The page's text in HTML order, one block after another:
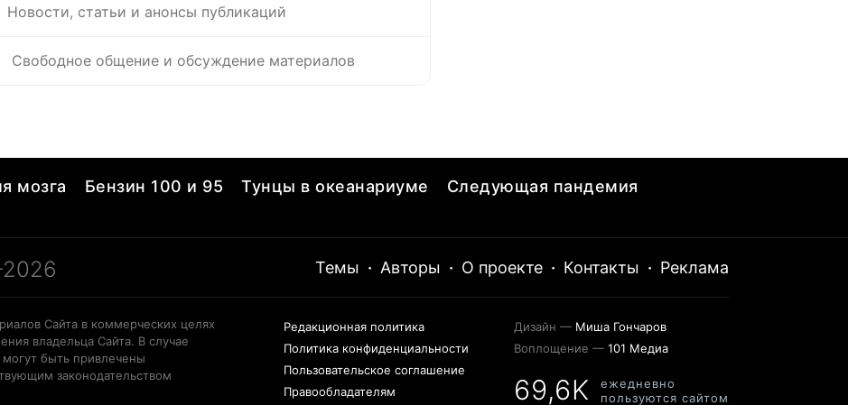
Новости, статьи и анонсы публикаций
Свободное общение и обсуждение материалов
мозга Бензин 100 и 95 Тунцы в океанариуме
Следующая пандемия
Темы · Авторы · О проекте · Контакты · Реклама
Сайта в коммерческих целях
владельца Сайта. В случае
быть привлечены
законодательством
Редакционная политика
Политика конфиденциальности
Пользовательское соглашение
Правообладателям
Дизайн — Миша Гончаров
Воплощение — 101 Медиа
69,6K
ежедневно
пользуются сайтом